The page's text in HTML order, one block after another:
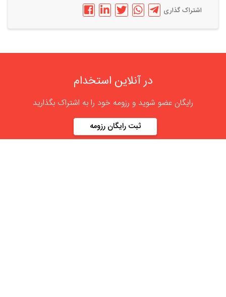
اشتراک گذاری
در آنلاین استخدام
رایگان عضو شوید و رزومه خود را به اشتراک بگذارید
ثبت رایگان رزومه